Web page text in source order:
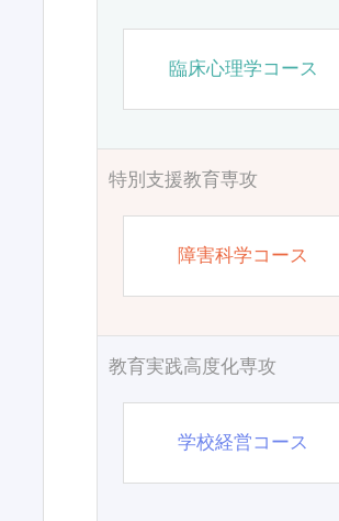
臨床心理学コース
特別支援教育専攻
障害科学コース
教育実践高度化専攻
学校経営コース